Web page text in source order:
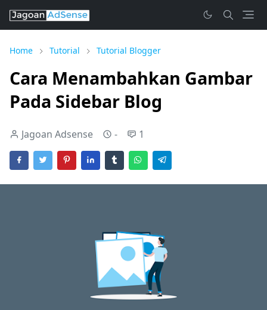
Home Tutorial Tutorial Blogger
Cara Menambahkan Gambar
Pada Sidebar Blog
Jagoan Adsense - 1